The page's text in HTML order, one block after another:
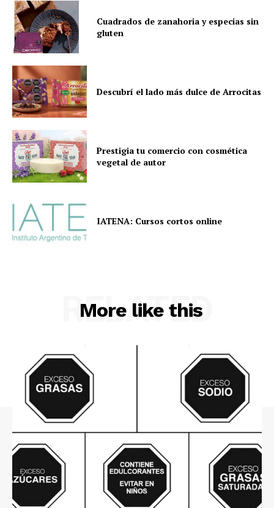
Cuadrados de zanahoria y especias sin
gluten
Descubrí el lado más dulce de Arrocitas
Prestigia tu comercio con cosmética
vegetal de autor
IATENA: Cursos cortos online
More like this
RELATED